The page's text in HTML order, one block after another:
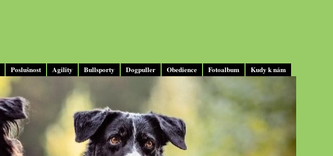
Poslušnost Agility Bullsporty Dogpuller Obedience Fotoalbum Kudy k nám